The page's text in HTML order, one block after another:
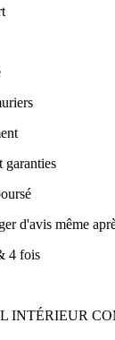
garanties
d'avis même
4 fois